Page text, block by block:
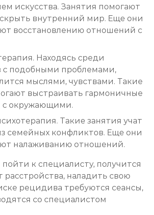
искусства. Занятия помогают
внутренний мир. Еще они
восстановлению отношений с
Находясь среди
с подобными проблемами,
мыслями, чувствами. Такие
выстраивать гармоничные
с окружающими.
Такие занятия учат
семейных конфликтов. Еще они
налаживанию отношений.
к специалисту, получится
расстройства, наладить свою
рецидива требуются сеансы,
со специалистом